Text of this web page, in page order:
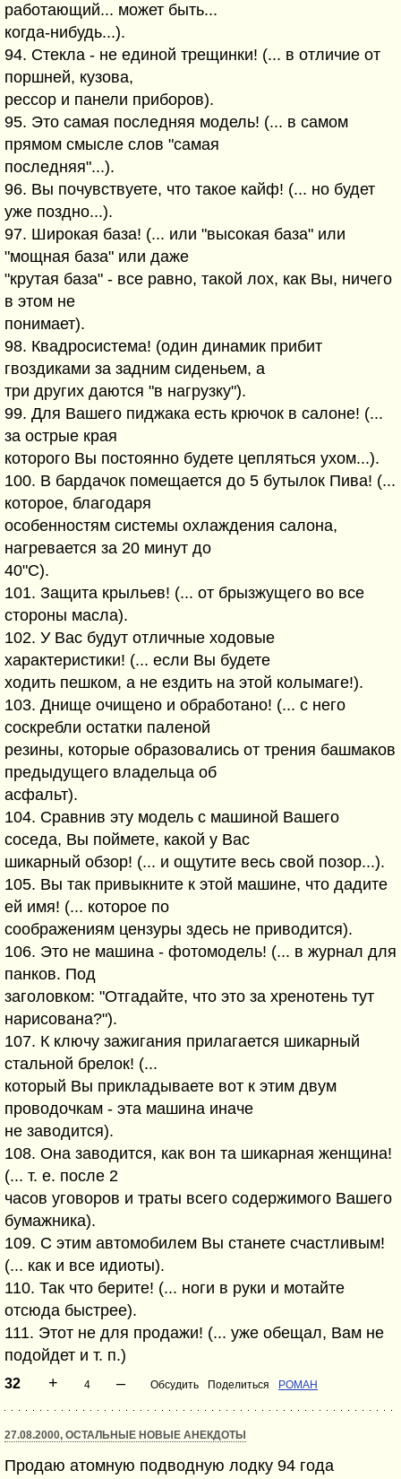
работающий... может быть...
когда-нибудь...).
94. Стекла - не единой трещинки! (... в отличие от
поршней, кузова,
рессор и панели приборов).
95. Это самая последняя модель! (... в самом
прямом смысле слов "самая
последняя"...).
96. Вы почувствуете, что такое кайф! (... но будет
уже поздно...).
97. Широкая база! (... или "высокая база" или
"мощная база" или даже
"крутая база" - все равно, такой лох, как Вы, ничего
в этом не
понимает).
98. Квадросистема! (один динамик прибит
гвоздиками за задним сиденьем, а
три других даются "в нагрузку").
99. Для Вашего пиджака есть крючок в салоне! (...
за острые края
которого Вы постоянно будете цепляться ухом...).
100. В бардачок помещается до 5 бутылок Пива! (...
которое, благодаря
особенностям системы охлаждения салона,
нагревается за 20 минут до
40"С).
101. Защита крыльев! (... от брызжущего во все
стороны масла).
102. У Вас будут отличные ходовые
характеристики! (... если Вы будете
ходить пешком, а не ездить на этой колымаге!).
103. Днище очищено и обработано! (... с него
соскребли остатки паленой
резины, которые образовались от трения башмаков
предыдущего владельца об
асфальт).
104. Сравнив эту модель с машиной Вашего
соседа, Вы поймете, какой у Вас
шикарный обзор! (... и ощутите весь свой позор...).
105. Вы так привыкните к этой машине, что дадите
ей имя! (... которое по
соображениям цензуры здесь не приводится).
106. Это не машина - фотомодель! (... в журнал для
панков. Под
заголовком: "Отгадайте, что это за хренотень тут
нарисована?").
107. К ключу зажигания прилагается шикарный
стальной брелок! (...
который Вы прикладываете вот к этим двум
проводочкам - эта машина иначе
не заводится).
108. Она заводится, как вон та шикарная женщина!
(... т. е. после 2
часов уговоров и траты всего содержимого Вашего
бумажника).
109. С этим автомобилем Вы станете счастливым!
(... как и все идиоты).
110. Так что берите! (... ноги в руки и мотайте
отсюда быстрее).
111. Этот не для продажи! (... уже обещал, Вам не
подойдет и т. п.)
32 + 4 – Обсудить Поделиться POMAH
27.08.2000, ОСТАЛЬНЫЕ НОВЫЕ АНЕКДОТЫ
Продаю атомную подводную лодку 94 года